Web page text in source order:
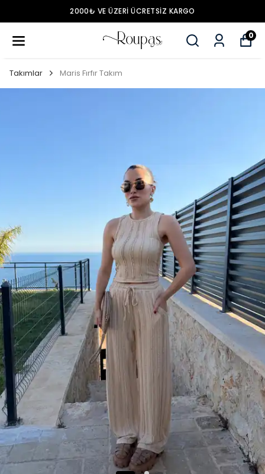
2000₺ VE ÜZERİ ÜCRETSİZ KARGO
0
Takımlar Maris Fırfır Takım